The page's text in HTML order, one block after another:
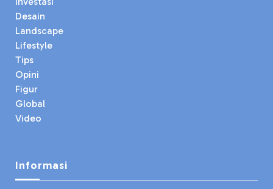
Desain
Landscape
Lifestyle
Tips
Opini
Figur
Global
Video
Informasi